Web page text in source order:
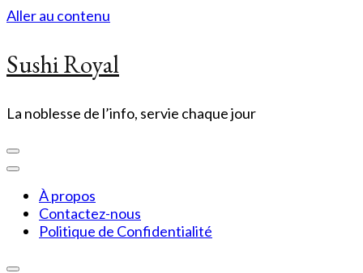
Aller au contenu
Sushi Royal
La noblesse de l’info, servie chaque jour
À propos
Contactez-nous
Politique de Confidentialité